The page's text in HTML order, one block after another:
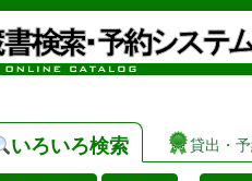
いろいろ検索 貸出・